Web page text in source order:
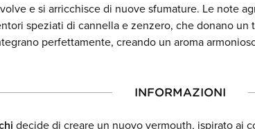
e si arricchisce di nuove sfumature. Le note
speziati di cannella e zenzero, che donano
perfettamente, creando un aroma
INFORMAZIONI
decide di creare un nuovo vermouth, ispirato ai